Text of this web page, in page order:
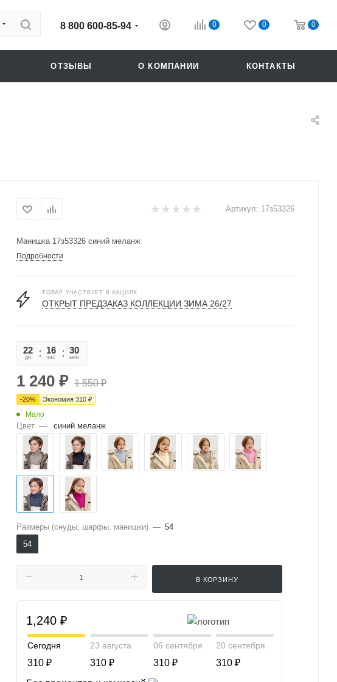
8 800 600-85-94 0 0 0
ОТЗЫВЫ О КОМПАНИИ КОНТАКТЫ
Артикул: 17з53326
Манишка 17з53326 синий меланж
Подробности
ТОВАР УЧАСТВУЕТ В АКЦИЯХ
ОТКРЫТ ПРЕДЗАКАЗ КОЛЛЕКЦИИ ЗИМА 26/27
22
дн
16
час
30
мин
1 240 ₽ 1 550₽
-20% Экономия 310 ₽
Мало
Цвет — синий меланж
Размеры (снуды, шарфы, манишки) — 54
54
В КОРЗИНУ
1,240 ₽
Сегодня
310 ₽
23 августа
310 ₽
06 сентября
310 ₽
20 сентября
310 ₽